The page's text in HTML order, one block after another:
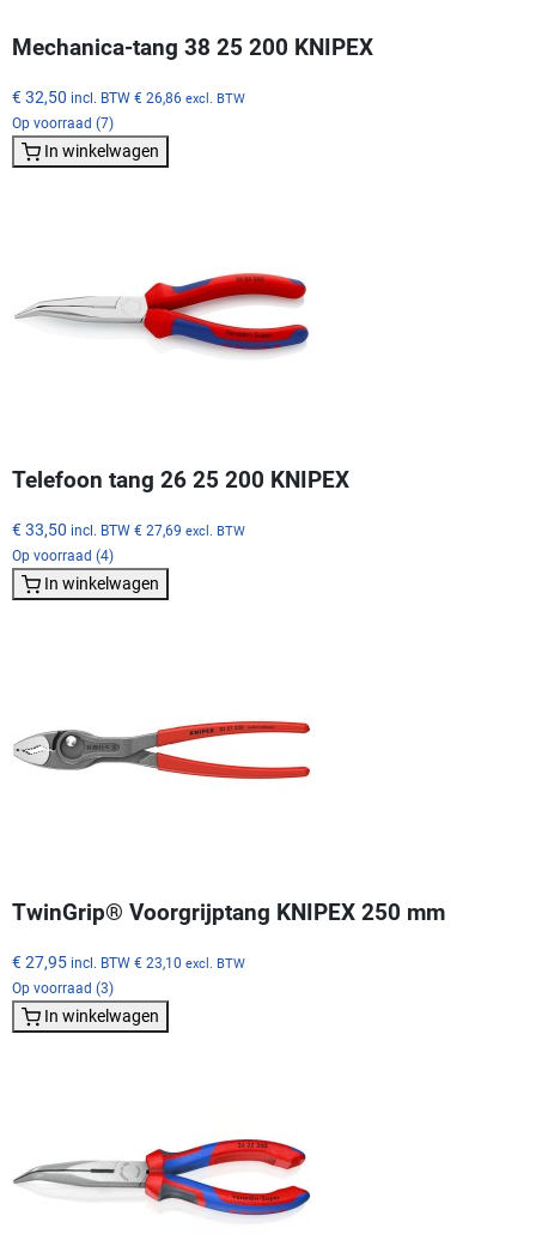
Mechanica-tang 38 25 200 KNIPEX
€ 32,50 incl. BTW € 26,86 excl. BTW
Op voorraad (7)
In winkelwagen
Telefoon tang 26 25 200 KNIPEX
€ 33,50 incl. BTW € 27,69 excl. BTW
Op voorraad (4)
In winkelwagen
TwinGrip® Voorgrijptang KNIPEX 250 mm
€ 27,95 incl. BTW € 23,10 excl. BTW
Op voorraad (3)
In winkelwagen